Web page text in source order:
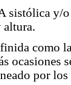
sistólica y/
altura.
como
ocasiones
por